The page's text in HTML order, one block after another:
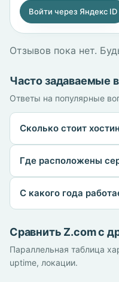
Войти через Яндекс ID
Отзывов пока нет.
Часто задаваемые
Ответы на популярные
Сколько стоит
Где расположены
С какого года
Сравнить Z.com с
Параллельная таблица
uptime, локации.